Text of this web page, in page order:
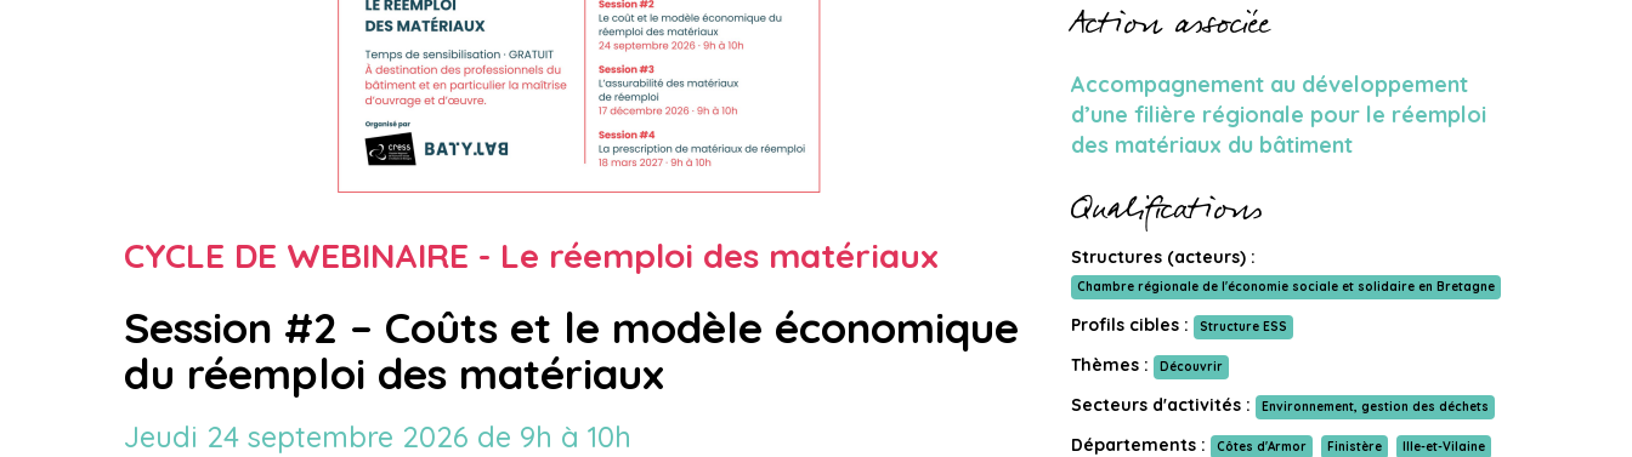
CYCLE DE WEBINAIRE - Le réemploi des matériaux
Session #2 – Coûts et le modèle économique
du réemploi des matériaux
Jeudi 24 septembre 2026 de 9h à 10h
Action associée
Accompagnement au développement
d’une filière régionale pour le réemploi
des matériaux du bâtiment
Qualifications
Structures (acteurs) :
Chambre régionale de l'économie sociale et solidaire en Bretagne
Profils cibles : Structure ESS
Thèmes : Découvrir
Secteurs d'activités : Environnement, gestion des déchets
Départements : Côtes d'Armor Finistère
Ille-et-Vilaine